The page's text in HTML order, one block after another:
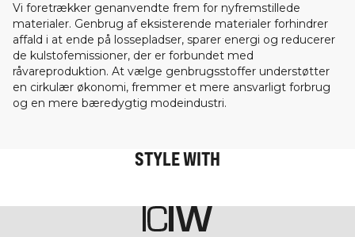
Vi foretrækker genanvendte frem for nyfremstillede
materialer. Genbrug af eksisterende materialer forhindrer
affald i at ende på lossepladser, sparer energi og reducerer
de kulstofemissioner, der er forbundet med
råvareproduktion. At vælge genbrugsstoffer understøtter
en cirkulær økonomi, fremmer et mere ansvarligt forbrug
og en mere bæredygtig modeindustri.
STYLE WITH